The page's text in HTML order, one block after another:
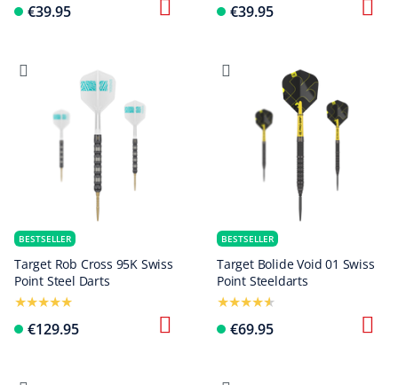
€39.95 €39.95
BESTSELLER
Target Rob Cross 95K Swiss
Point Steel Darts
€129.95
BESTSELLER
Target Bolide Void 01 Swiss
Point Steeldarts
€69.95